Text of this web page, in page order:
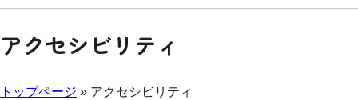
アクセシビリティ
トップページ » アクセシビリティ